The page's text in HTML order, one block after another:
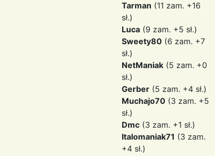
Tarman (11 zam. +16
sł.)
Luca (9 zam. +5 sł.)
Sweety80 (6 zam. +7
sł.)
NetManiak (5 zam. +0
sł.)
Gerber (5 zam. +4 sł.)
Muchajo70 (3 zam. +5
sł.)
Dmc (3 zam. +1 sł.)
Italomaniak71 (3 zam.
+4 sł.)